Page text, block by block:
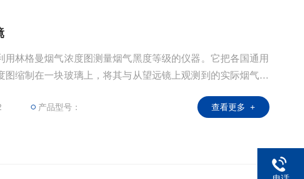
用林格曼烟气浓度图测量烟气黑度等级的仪器。它把各国通用
图缩制在一块玻璃上，将其与从望远镜上观测到的实际烟气相
产品型号： 查看更多 +